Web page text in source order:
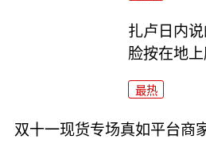
扎卢日内
脸按在地
最热
双十一现货专场真如平台商